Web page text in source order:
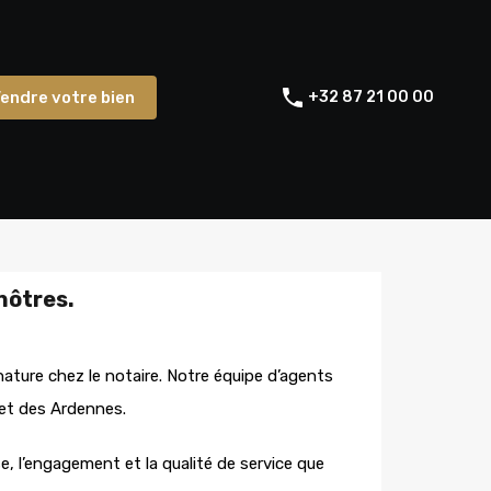
votre bien +32 87 21 00 00
chez le notaire. Notre équipe d’agents
des Ardennes.
l’engagement et la qualité de service que